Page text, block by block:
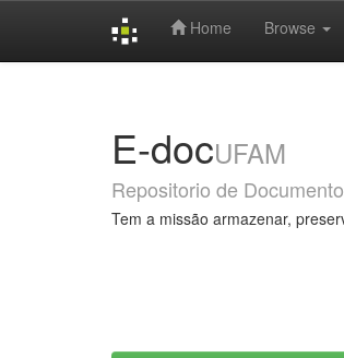
Home Browse
E-docUFAM
Repositorio de
Tem a missão armazenar,